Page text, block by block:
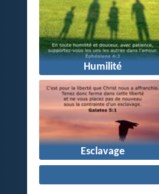
Humilité
Esclavage